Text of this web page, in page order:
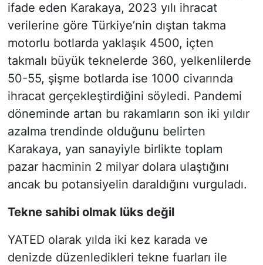
ifade eden Karakaya, 2023 yılı ihracat
verilerine göre Türkiye’nin dıştan takma
motorlu botlarda yaklaşık 4500, içten
takmalı büyük teknelerde 360, yelkenlilerde
50-55, şişme botlarda ise 1000 civarında
ihracat gerçekleştirdiğini söyledi. Pandemi
döneminde artan bu rakamların son iki yıldır
azalma trendinde olduğunu belirten
Karakaya, yan sanayiyle birlikte toplam
pazar hacminin 2 milyar dolara ulaştığını
ancak bu potansiyelin daraldığını vurguladı.
Tekne sahibi olmak lüks değil
YATED olarak yılda iki kez karada ve
denizde düzenledikleri tekne fuarları ile